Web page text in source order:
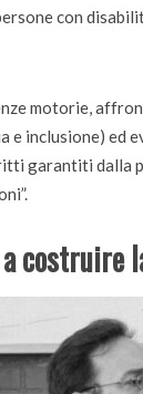
con
motorie,
e inclusione) ed
garantiti dalla
costruire